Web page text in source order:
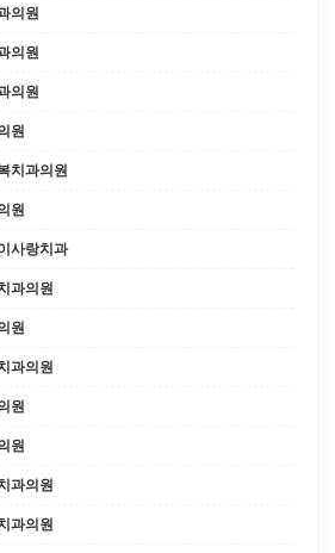
의원
의원
의원
원
치과의원
원
사랑치과
과의원
원
과의원
원
원
과의원
과의원